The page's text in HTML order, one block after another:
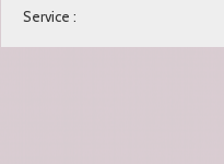
Service :